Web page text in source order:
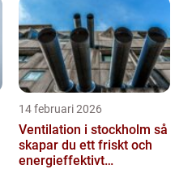
14 februari 2026
Ventilation i stockholm så
skapar du ett friskt och
energieffektivt